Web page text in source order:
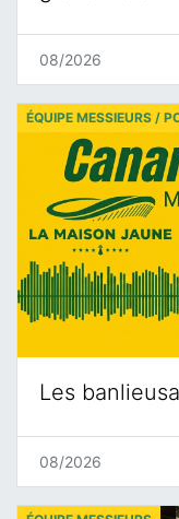
08/2026
Les
ÉQUIPE MESSIEURS /
08/2026